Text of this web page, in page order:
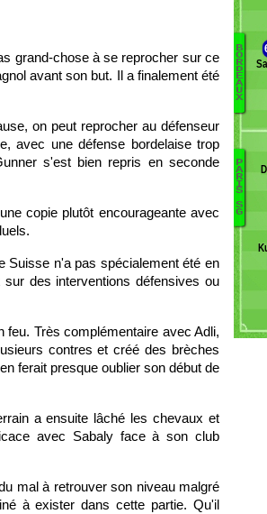
grand-chose à se reprocher sur ce
avant son but. Il a finalement été
on peut reprocher au défenseur
avec une défense bordelaise trop
s'est bien repris en seconde
copie plutôt encourageante avec
Suisse n'a pas spécialement été en
des interventions défensives ou
Très complémentaire avec Adli,
contres et créé des brèches
ferait presque oublier son début de
a ensuite lâché les chevaux et
avec Sabaly face à son club
mal à retrouver son niveau malgré
à exister dans cette partie. Qu'il
B
O
R
D
E
A
U
X
P
A
R
I
S
S
G